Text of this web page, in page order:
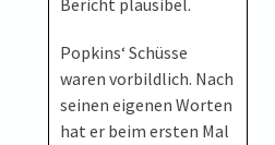
Bericht plausibel.
Popkins‘ Schüsse
waren vorbildlich. Nach
seinen eigenen Worten
hat er beim ersten Mal